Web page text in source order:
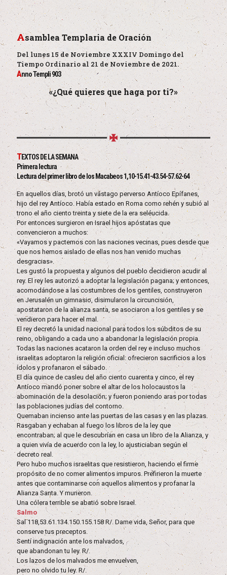
Asamblea Templaria de Oración
Del lunes 15 de Noviembre XXXIV Domingo del
Tiempo Ordinario al 21 de Noviembre de 2021.
Anno Templi 903
«¿Qué quieres que haga por ti?»
TEXTOS DE LA SEMANA
Primera lectura
Lectura del primer libro de los Macabeos 1,10-15.41-43.54-57.62-64
En aquellos días, brotó un vástago perverso Antíoco Epífanes,
hijo del rey Antíoco. Había estado en Roma como rehén y subió al
trono el año ciento treinta y siete de la era seléucida.
Por entonces surgieron en Israel hijos apóstatas que
convencieron a muchos:
«Vayamos y pactemos con las naciones vecinas, pues desde que
que nos hemos aislado de ellas nos han venido muchas
desgracias».
Les gustó la propuesta y algunos del pueblo decidieron acudir al
rey. El rey les autorizó a adoptar la legislación pagana; y entonces,
acomodándose a las costumbres de los gentiles, construyeron
en Jerusalén un gimnasio, disimularon la circuncisión,
apostataron de la alianza santa, se asociaron a los gentiles y se
vendieron para hacer el mal.
El rey decretó la unidad nacional para todos los súbditos de su
reino, obligando a cada uno a abandonar la legislación propia.
Todas las naciones acataron la orden del rey e incluso muchos
israelitas adoptaron la religión oficial: ofrecieron sacrificios a los
ídolos y profanaron el sábado.
El día quince de casleu del año ciento cuarenta y cinco, el rey
Antíoco mandó poner sobre el altar de los holocaustos la
abominación de la desolación; y fueron poniendo aras por todas
las poblaciones judías del contorno.
Quemaban incienso ante las puertas de las casas y en las plazas.
Rasgaban y echaban al fuego los libros de la ley que
encontraban; al que le descubrían en casa un libro de la Alianza, y
a quien vivía de acuerdo con la ley, lo ajusticiaban según el
decreto real.
Pero hubo muchos israelitas que resistieron, haciendo el firme
propósito de no comer alimentos impuros. Prefirieron la muerte
antes que contaminarse con aquellos alimentos y profanar la
Alianza Santa. Y murieron.
Una cólera terrible se abatió sobre Israel.
Salmo
Sal 118,53.61.134.150.155.158 R/. Dame vida, Señor, para que
conserve tus preceptos.
Sentí indignación ante los malvados,
que abandonan tu ley. R/.
Los lazos de los malvados me envuelven,
pero no olvido tu ley. R/.